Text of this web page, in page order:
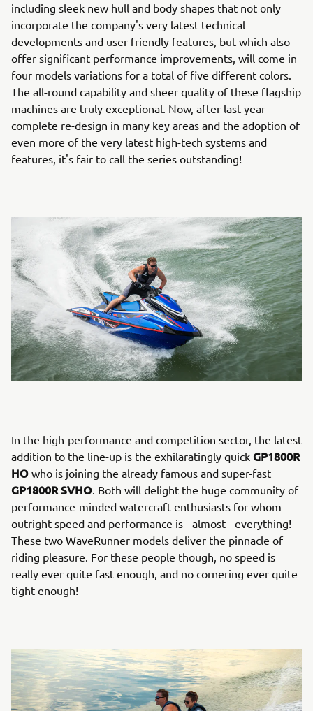
including sleek new hull and body shapes that not only
incorporate the company's very latest technical
developments and user friendly features, but which also
offer significant performance improvements, will come in
four models variations for a total of five different colors.
The all-round capability and sheer quality of these flagship
machines are truly exceptional. Now, after last year
complete re-design in many key areas and the adoption of
even more of the very latest high-tech systems and
features, it's fair to call the series outstanding!
In the high-performance and competition sector, the latest
addition to the line-up is the exhilaratingly quick GP1800R
HO who is joining the already famous and super-fast
GP1800R SVHO. Both will delight the huge community of
performance-minded watercraft enthusiasts for whom
outright speed and performance is - almost - everything!
These two WaveRunner models deliver the pinnacle of
riding pleasure. For these people though, no speed is
really ever quite fast enough, and no cornering ever quite
tight enough!